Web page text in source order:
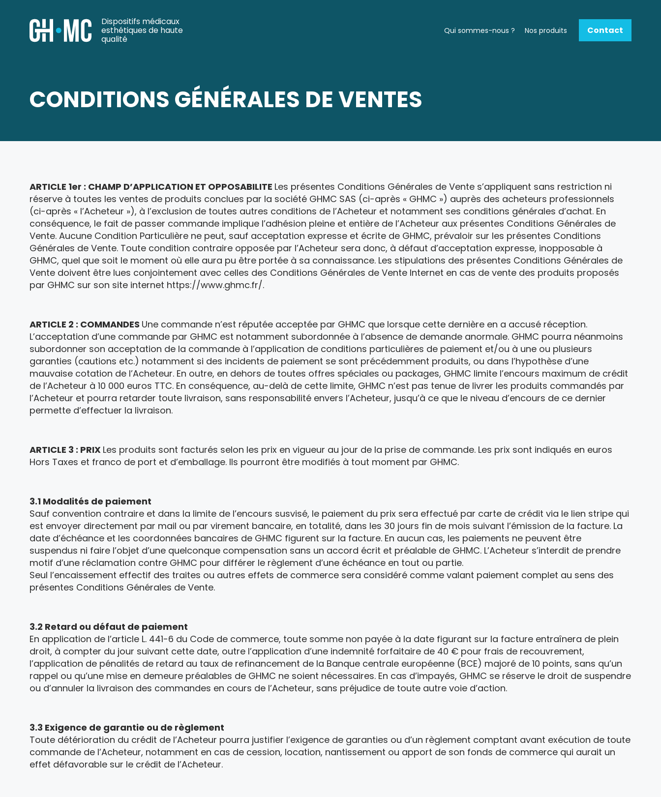
Dispositifs médicaux
esthétiques de haute
qualité
Qui sommes-nous ? Nos produits Contact
CONDITIONS GÉNÉRALES DE VENTES
ARTICLE 1er : CHAMP D’APPLICATION ET OPPOSABILITE Les présentes Conditions Générales de Vente s’appliquent sans restriction ni
réserve à toutes les ventes de produits conclues par la société GHMC SAS (ci-après « GHMC ») auprès des acheteurs professionnels
(ci-après « l’Acheteur »), à l’exclusion de toutes autres conditions de l’Acheteur et notamment ses conditions générales d’achat. En
conséquence, le fait de passer commande implique l’adhésion pleine et entière de l’Acheteur aux présentes Conditions Générales de
Vente. Aucune Condition Particulière ne peut, sauf acceptation expresse et écrite de GHMC, prévaloir sur les présentes Conditions
Générales de Vente. Toute condition contraire opposée par l’Acheteur sera donc, à défaut d’acceptation expresse, inopposable à
GHMC, quel que soit le moment où elle aura pu être portée à sa connaissance. Les stipulations des présentes Conditions Générales de
Vente doivent être lues conjointement avec celles des Conditions Générales de Vente Internet en cas de vente des produits proposés
par GHMC sur son site internet https://www.ghmc.fr/.
ARTICLE 2 : COMMANDES Une commande n’est réputée acceptée par GHMC que lorsque cette dernière en a accusé réception.
L’acceptation d’une commande par GHMC est notamment subordonnée à l’absence de demande anormale. GHMC pourra néanmoins
subordonner son acceptation de la commande à l’application de conditions particulières de paiement et/ou à une ou plusieurs
garanties (cautions etc.) notamment si des incidents de paiement se sont précédemment produits, ou dans l’hypothèse d’une
mauvaise cotation de l’Acheteur. En outre, en dehors de toutes offres spéciales ou packages, GHMC limite l’encours maximum de crédit
de l’Acheteur à 10 000 euros TTC. En conséquence, au-delà de cette limite, GHMC n’est pas tenue de livrer les produits commandés par
l’Acheteur et pourra retarder toute livraison, sans responsabilité envers l’Acheteur, jusqu’à ce que le niveau d’encours de ce dernier
permette d’effectuer la livraison.
ARTICLE 3 : PRIX Les produits sont facturés selon les prix en vigueur au jour de la prise de commande. Les prix sont indiqués en euros
Hors Taxes et franco de port et d’emballage. Ils pourront être modifiés à tout moment par GHMC.
3.1 Modalités de paiement
Sauf convention contraire et dans la limite de l’encours susvisé, le paiement du prix sera effectué par carte de crédit via le lien stripe qui
est envoyer directement par mail ou par virement bancaire, en totalité, dans les 30 jours fin de mois suivant l’émission de la facture. La
date d’échéance et les coordonnées bancaires de GHMC figurent sur la facture. En aucun cas, les paiements ne peuvent être
suspendus ni faire l’objet d’une quelconque compensation sans un accord écrit et préalable de GHMC. L’Acheteur s’interdit de prendre
motif d’une réclamation contre GHMC pour différer le règlement d’une échéance en tout ou partie.
Seul l’encaissement effectif des traites ou autres effets de commerce sera considéré comme valant paiement complet au sens des
présentes Conditions Générales de Vente.
3.2 Retard ou défaut de paiement
En application de l’article L. 441-6 du Code de commerce, toute somme non payée à la date figurant sur la facture entraînera de plein
droit, à compter du jour suivant cette date, outre l’application d’une indemnité forfaitaire de 40 € pour frais de recouvrement,
l’application de pénalités de retard au taux de refinancement de la Banque centrale européenne (BCE) majoré de 10 points, sans qu’un
rappel ou qu’une mise en demeure préalables de GHMC ne soient nécessaires. En cas d’impayés, GHMC se réserve le droit de suspendre
ou d’annuler la livraison des commandes en cours de l’Acheteur, sans préjudice de toute autre voie d’action.
3.3 Exigence de garantie ou de règlement
Toute détérioration du crédit de l’Acheteur pourra justifier l’exigence de garanties ou d’un règlement comptant avant exécution de toute
commande de l’Acheteur, notamment en cas de cession, location, nantissement ou apport de son fonds de commerce qui aurait un
effet défavorable sur le crédit de l’Acheteur.